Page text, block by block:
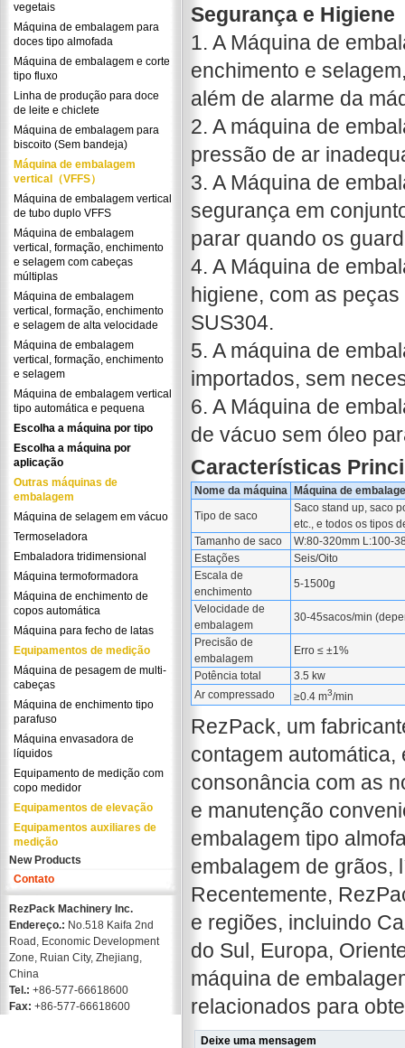
vegetais
Máquina de embalagem para
doces tipo almofada
Máquina de embalagem e corte
tipo fluxo
Linha de produção para doce
de leite e chiclete
Máquina de embalagem para
biscoito (Sem bandeja)
Máquina de embalagem
vertical（VFFS）
Máquina de embalagem vertical
de tubo duplo VFFS
Máquina de embalagem
vertical, formação, enchimento
e selagem com cabeças
múltiplas
Máquina de embalagem
vertical, formação, enchimento
e selagem de alta velocidade
Máquina de embalagem
vertical, formação, enchimento
e selagem
Máquina de embalagem vertical
tipo automática e pequena
Escolha a máquina por tipo
Escolha a máquina por
aplicação
Outras máquinas de
embalagem
Máquina de selagem em vácuo
Termoseladora
Embaladora tridimensional
Máquina termoformadora
Máquina de enchimento de
copos automática
Máquina para fecho de latas
Equipamentos de medição
Máquina de pesagem de multi-
cabeças
Máquina de enchimento tipo
parafuso
Máquina envasadora de
líquidos
Equipamento de medição com
copo medidor
Equipamentos de elevação
Equipamentos auxiliares de
medição
New Products
Contato
RezPack Machinery Inc.
Endereço.: No.518 Kaifa 2nd
Road, Economic Development
Zone, Ruian City, Zhejiang,
China
Tel.: +86-577-66618600
Fax: +86-577-66618600
Segurança e Higiene
1. A Máquina de
enchimento e
além de alarme da
2. A máquina de
pressão de ar
3. A Máquina de
segurança em
parar quando os
4. A Máquina de
higiene, com as
SUS304.
5. A máquina de
importados, sem
6. A Máquina de
de vácuo sem óleo
Características
Nome da máquina
Máquina de
Tipo de saco
Saco stand up, saco
etc., e todos os tipos
Tamanho de saco
W:80-320mm L:100-
Estações
Seis/Oito
Escala de
enchimento
5-1500g
Velocidade de
embalagem
30-45sacos/min
Precisão de
embalagem
Erro ≤ ±1%
Potência total
3.5 kw
Ar compressado
≥0.4 m3/min
RezPack, um
contagem
consonância com as
e manutenção
embalagem tipo
embalagem de grãos,
Recentemente,
e regiões, incluindo
do Sul, Europa,
máquina de
relacionados para
Deixe uma mensagem